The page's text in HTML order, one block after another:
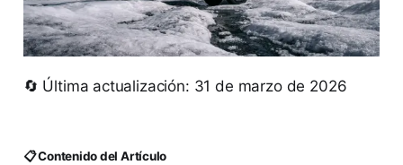
🔄 Última actualización: 31 de marzo de 2026
📋 Contenido del Artículo